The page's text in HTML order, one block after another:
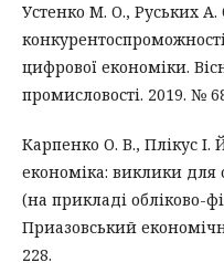
Устенко М. О., Руських А.
цифрової економіки.
промисловості. 2019. №
Карпенко О. В., Плікус І.
економіка: виклики для
(на прикладі обліково-
Приазовський
228.